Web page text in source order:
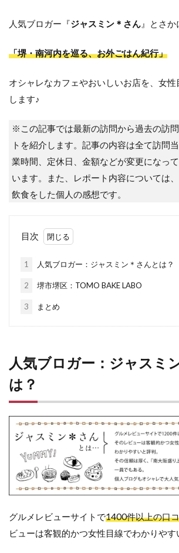
人気ブロガー『ジャスミン＊さん 』とさか
「堺・南河内を巡る、お外ごはん紀行」
オシャレなカフェやおいしいお店を、女性
します♪
※この記事では最新の訪問から過去の訪
トを紹介します。記事の内容は全て訪問
業時間、定休日、金額などが変更になっ
います。また、レポート内容については
飲食をした個人の感想です。
目次
1 人気ブロガー：ジャスミン＊さんとは？
2 堺市堺区：TOMO BAKE LABO
3 まとめ
人気ブロガー：ジャスミ
は？
グルメレビューサイトで1400件以上の口
ビューは客観的かつ女性目線でわかりやす